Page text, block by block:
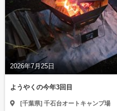
2026年7月25日
ようやくの今年3回目
[千葉県] 千石台オートキャンプ場